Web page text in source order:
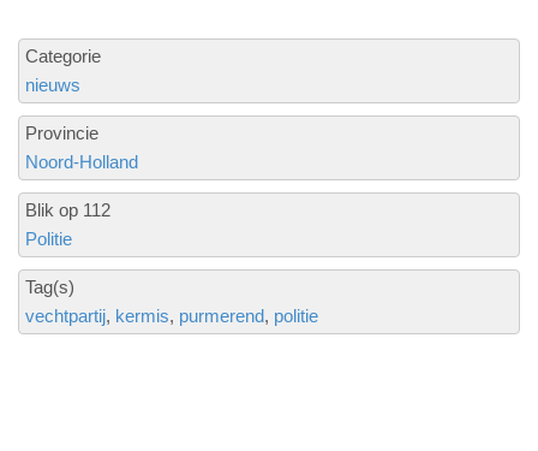
Categorie
nieuws
Provincie
Noord-Holland
Blik op 112
Politie
Tag(s)
vechtpartij kermis purmerend politie